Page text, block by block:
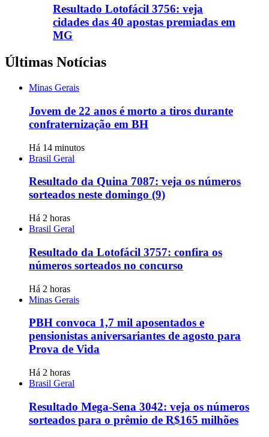
Resultado Lotofácil 3756: veja
cidades das 40 apostas premiadas em
MG
Últimas Notícias
Minas Gerais
Jovem de 22 anos é morto a tiros durante
confraternização em BH
Há 14 minutos
Brasil Geral
Resultado da Quina 7087: veja os números
sorteados neste domingo (9)
Há 2 horas
Brasil Geral
Resultado da Lotofácil 3757: confira os
números sorteados no concurso
Há 2 horas
Minas Gerais
PBH convoca 1,7 mil aposentados e
pensionistas aniversariantes de agosto para
Prova de Vida
Há 2 horas
Brasil Geral
Resultado Mega-Sena 3042: veja os números
sorteados para o prêmio de R$165 milhões